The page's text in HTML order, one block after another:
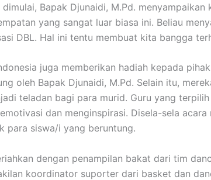
dimulai, Bapak Djunaidi, M.Pd.
yang sangat luar biasa ini. Beliau
DBL. Hal ini tentu membuat kita bangga
juga memberikan hadiah kepada
oleh Bapak Djunaidi, M.Pd. Selain itu,
teladan bagi para murid. Guru yang
dan menginspirasi. Disela-sela
para siswa/i yang beruntung.
dengan penampilan bakat dari tim
koordinator suporter dari basket dan